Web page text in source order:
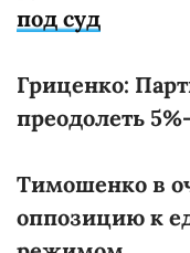
под суд
Гриценко:
преодолеть
Тимошенко в
оппозицию к